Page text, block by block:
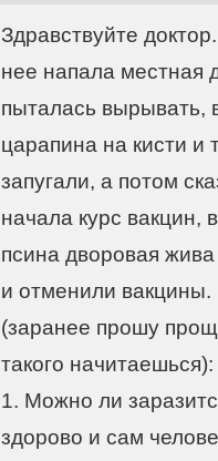
Здравствуйте
нее напала местная
пыталась вырывать,
царапина на кисти и
запугали, а потом
начала курс вакцин,
псина дворовая
и отменили
(заранее прошу
такого начитаешься):
1. Можно ли
здорово и сам